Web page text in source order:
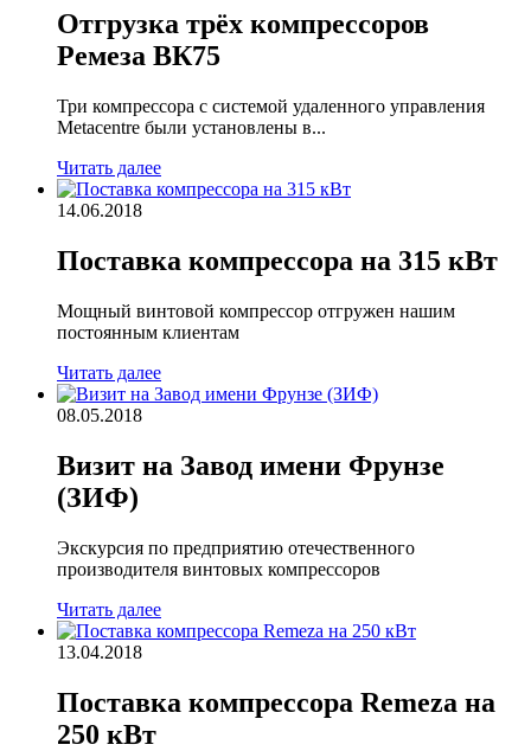
Отгрузка трёх компрессоров
Ремеза ВК75
Три компрессора с системой удаленного управления
Metacentre были установлены в...
Читать далее
14.06.2018
Поставка компрессора на 315 кВт
Мощный винтовой компрессор отгружен нашим
постоянным клиентам
Читать далее
08.05.2018
Визит на Завод имени Фрунзе
(ЗИФ)
Экскурсия по предприятию отечественного
производителя винтовых компрессоров
Читать далее
13.04.2018
Поставка компрессора Remeza на
250 кВт